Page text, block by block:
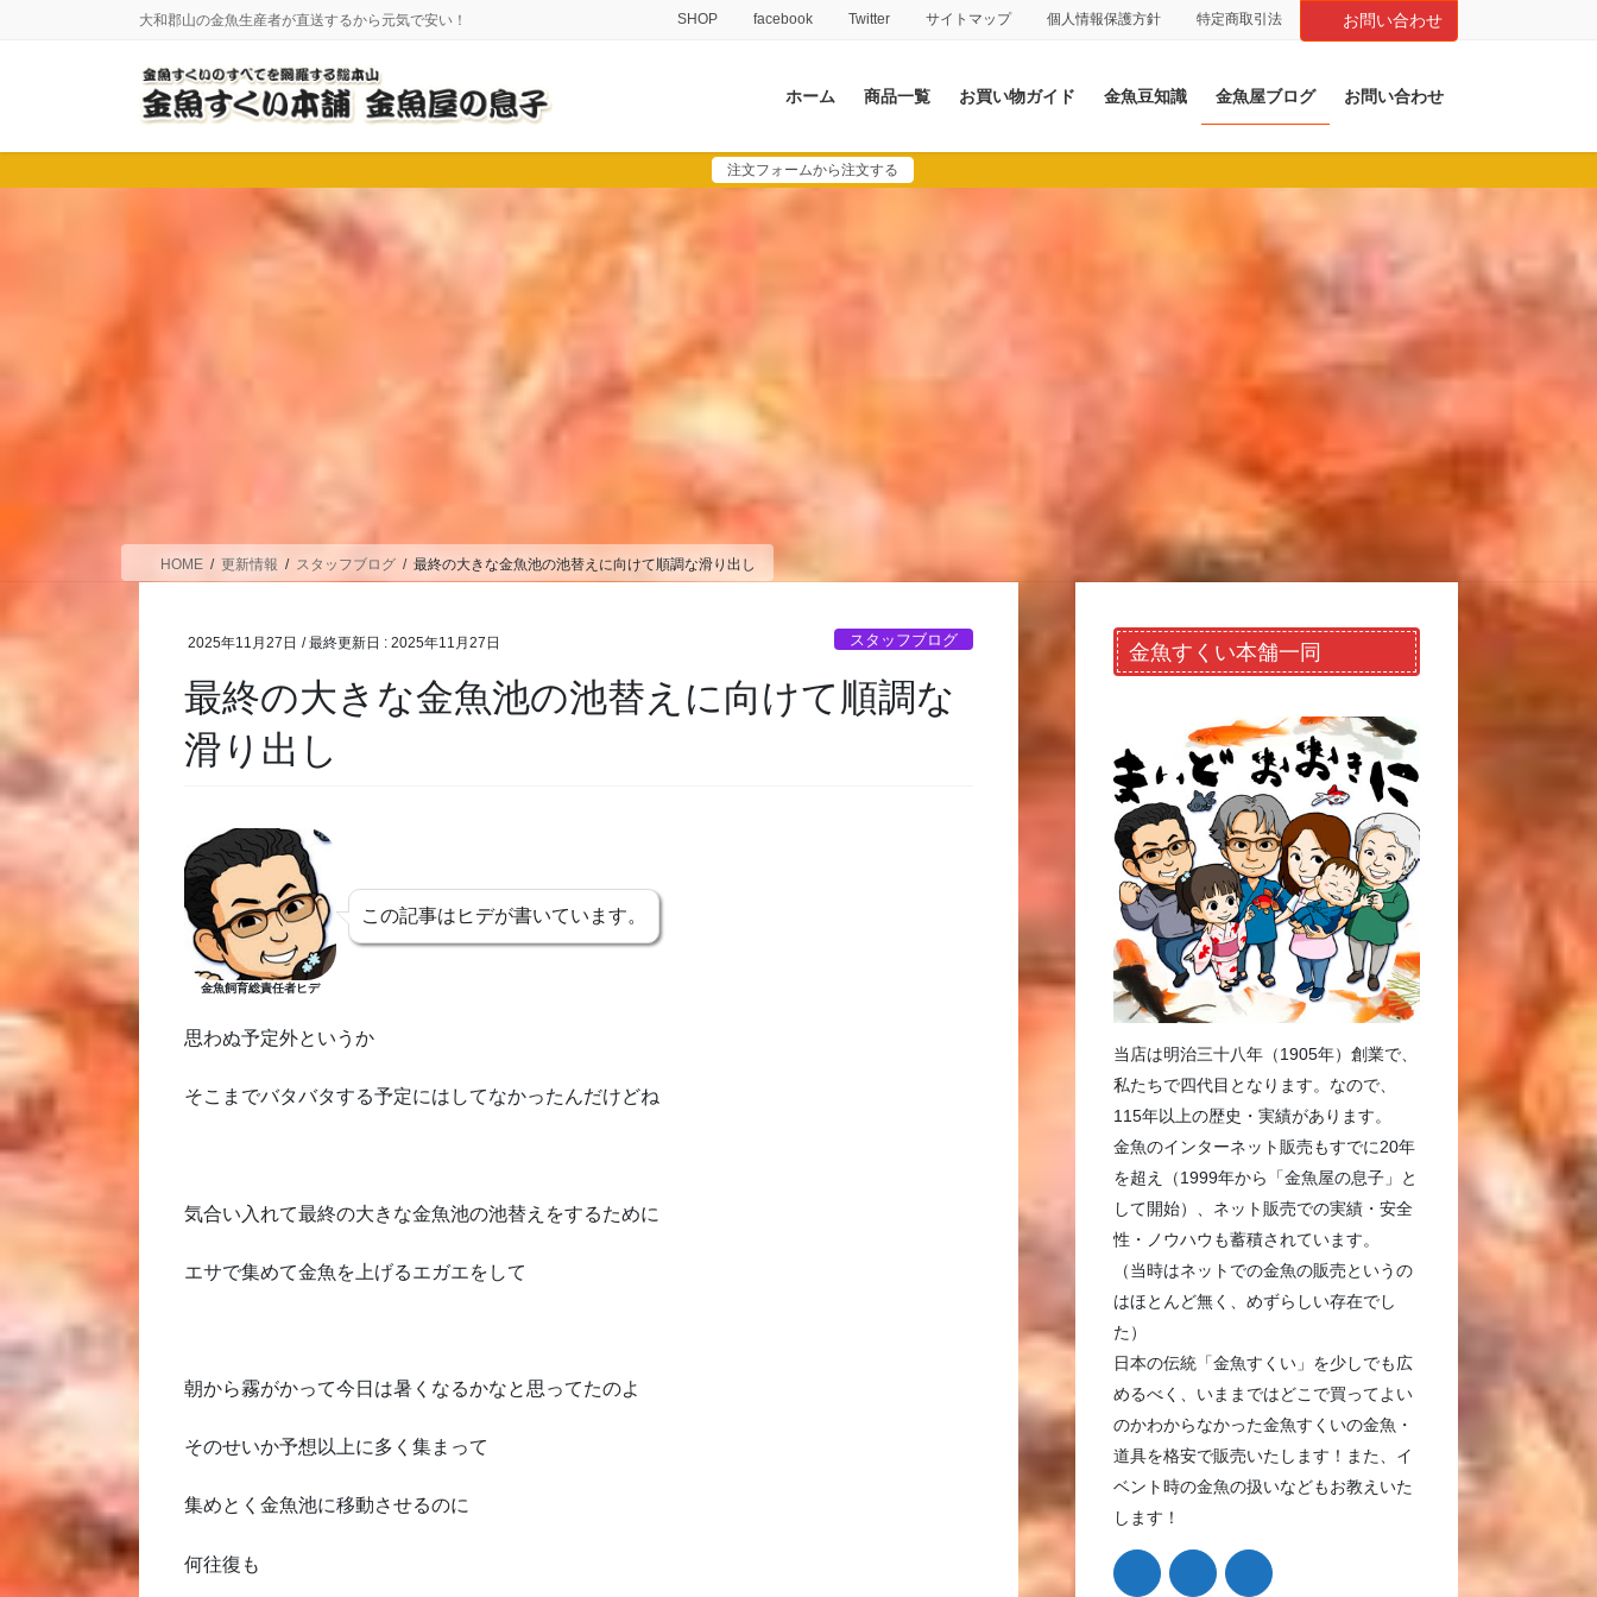
に
移
ョ
ン
大和郡山の金魚生産者が直送するから元気で安い！ SHOP facebook Twitter サイトマップ 個人情報保護方針 特定商取引法 お問い合わせ
ホーム 商品一覧 お買い物ガイド 金魚豆知識 金魚屋ブログ お問い合わせ
注文フォームから注文する
HOME 更新情報 スタッフブログ 最終の大きな金魚池の池替えに向けて順調な滑り出し
2025年11月27日 / 最終更新日 :2025年11月27日 スタッフブログ
最終の大きな金魚池の池替えに向けて順調な
滑り出し
金魚飼育総責任者ヒデ
この記事はヒデが書いています。
思わぬ予定外というか
そこまでバタバタする予定にはしてなかったんだけどね
気合い入れて最終の大きな金魚池の池替えをするために
エサで集めて金魚を上げるエガエをして
朝から霧がかって今日は暑くなるかなと思ってたのよ
そのせいか予想以上に多く集まって
集めとく金魚池に移動させるのに
何往復も
金魚すくい本舗一同
当店は明治三十八年（1905年）創業で、
私たちで四代目となります。なので、
115年以上の歴史・実績があります。
金魚のインターネット販売もすでに20年
を超え（1999年から「金魚屋の息子」と
して開始）、ネット販売での実績・安全
性・ノウハウも蓄積されています。
（当時はネットでの金魚の販売というの
はほとんど無く、めずらしい存在でし
た）
日本の伝統「金魚すくい」を少しでも広
めるべく、いままではどこで買ってよい
のかわからなかった金魚すくいの金魚・
道具を格安で販売いたします！また、イ
ベント時の金魚の扱いなどもお教えいた
します！